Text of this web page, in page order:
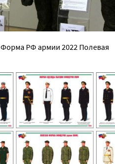
Форма РФ армии 2022 Полевая